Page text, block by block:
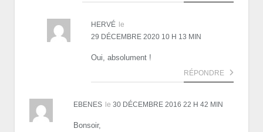
HERVÉ le
29 DÉCEMBRE 2020 10 H 13 MIN
Oui, absolument !
RÉPONDRE
EBENES le 30 DÉCEMBRE 2016 22 H 42 MIN
Bonsoir,